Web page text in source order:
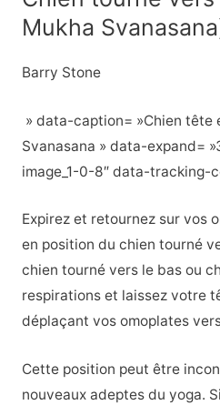
Mukha
Barry Stone
» data-caption= »Chien tête
Svanasana » data-expand=
image_1-0-8″ data-tracking-
Expirez et retournez sur vos
en position du chien tourné
chien tourné vers le bas ou
respirations et laissez votre
déplaçant vos omoplates
Cette position peut être
nouveaux adeptes du yoga.